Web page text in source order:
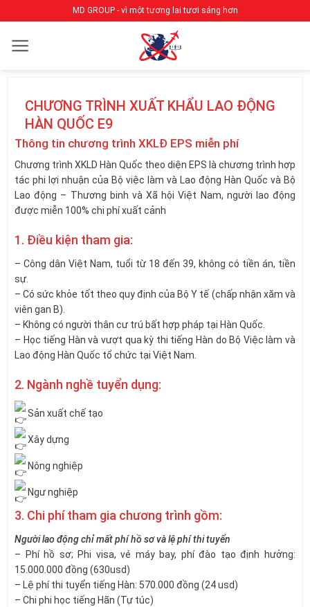
qua
nội
MD GROUP - vì một tương lai tươi sáng hơn
CHƯƠNG TRÌNH XUẤT KHẨU LAO ĐỘNG
HÀN QUỐC E9
Thông tin chương trình XKLĐ EPS miễn phí
Chương trình XKLD Hàn Quốc theo diện EPS là chương trình hợp
tác phi lợi nhuận của Bộ việc làm và Lao động Hàn Quốc và Bộ
Lao động – Thương binh và Xã hội Việt Nam, người lao động
được miễn 100% chi phí xuất cảnh
1. Điều kiện tham gia:
– Công dân Việt Nam, tuổi từ 18 đến 39, không có tiền án, tiền
sự.
– Có sức khỏe tốt theo quy định của Bộ Y tế (chấp nhận xăm và
viên gan B).
– Không có người thân cư trú bất hợp pháp tại Hàn Quốc.
– Học tiếng Hàn và vượt qua kỳ thi tiếng Hàn do Bộ Việc làm và
Lao động Hàn Quốc tổ chức tại Việt Nam.
2. Ngành nghề tuyển dụng:
Sản xuất chế tạo
Xây dựng
Nông nghiệp
Ngư nghiệp
3. Chi phí tham gia chương trình gồm:
Người lao động chỉ mất phí hồ sơ và lệ phí thi tuyển
– Phí hồ sơ; Phi visa, vé máy bay, phí đào tạo định hưởng:
15.000.000 đồng (630usd)
– Lệ phí thi tuyển tiếng Hàn: 570.000 đồng (24 usd)
– Chi phi học tiếng Hãn (Tự túc)